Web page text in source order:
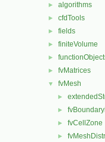
► algorithms
► cfdTools
► fields
► finiteVolume
►
► fvMatrices
▼ fvMesh
►
►
► fvCellZone
►